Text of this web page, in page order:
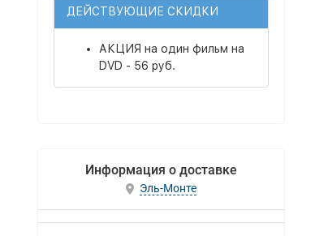
ДЕЙСТВУЮЩИЕ СКИДКИ
АКЦИЯ на один фильм на
DVD - 56 руб.
Информация о доставке
Эль-Монте